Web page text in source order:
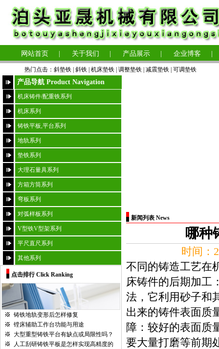
网站首页 关于我们 产品展示 企业博客
热门点击： 斜垫铁 斜铁 | 机床垫铁 调整垫铁 减震垫铁 可调垫铁
产品导航 Product Navigation
机床铸件/配重铁系列
机床系列
铸铁平板,平台系列
地轨系列
垫铁系列
大理石量具系列
方箱方筒系列
弯板系列
对弧样板系列
V型铁V型架系列
平尺直尺系列
其他系列
点击排行 Click Ranking
铸铁地轨变形后怎样修复
镗床辅助工作台功能与用途
大型重型铸铁平台有缺点或局限性吗？
人工刮研铸铁平板是怎样实现高精度的
新闻列表 News
哪种
时间：
不同的铸造工艺在
床铸件的后期加工
法，它利用砂子和
出来的铸件表面质
障：较好的表面质
要大量打磨等前期